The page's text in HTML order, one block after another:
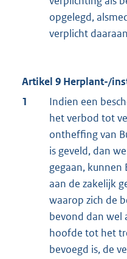
opgelegd,
verplicht
Artikel 9 Herplant-/
1
Indien een
het verbod tot
ontheffing van
is geveld, dan
gegaan, kunnen
aan de zakelijk
waarop zich de
bevond dan wel
hoofde tot het
bevoegd is, de